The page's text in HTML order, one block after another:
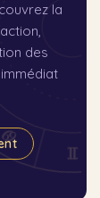
c
la
des